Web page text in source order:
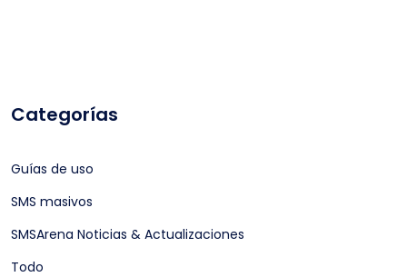
Categorías
Guías de uso
SMS masivos
SMSArena Noticias & Actualizaciones
Todo